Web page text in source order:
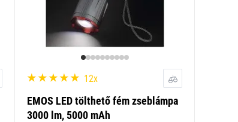
12x
EMOS LED tölthető fém zseblámpa
3000 lm, 5000 mAh